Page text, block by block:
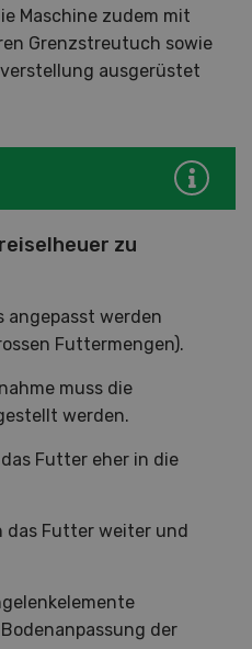
Maschine zudem mit
Grenzstreutuch sowie
ausgerüstet
zu
angepasst werden
Futtermengen).
muss die
werden.
Futter eher in die
das Futter weiter und
der